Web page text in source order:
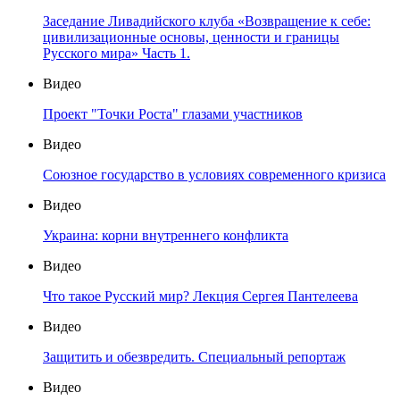
Заседание Ливадийского клуба «Возвращение к себе:
цивилизационные основы, ценности и границы
Русского мира» Часть 1.
Видео
Проект "Точки Роста" глазами участников
Видео
Союзное государство в условиях современного кризиса
Видео
Украина: корни внутреннего конфликта
Видео
Что такое Русский мир? Лекция Сергея Пантелеева
Видео
Защитить и обезвредить. Специальный репортаж
Видео